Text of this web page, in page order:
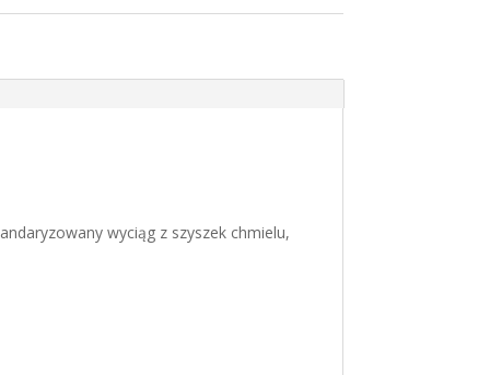
wyciąg z szyszek chmielu,